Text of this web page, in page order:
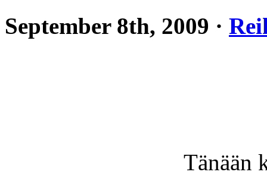
September 8th, 2009 ·
Tänään